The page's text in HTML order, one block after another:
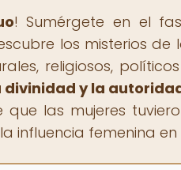
! Sumérgete en el
los misterios de
religiosos,
divinidad y la
las mujeres
influencia femenina